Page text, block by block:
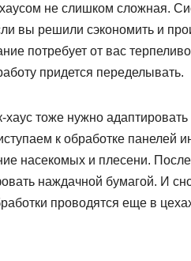
не слишком сложная.
вы решили сэкономить и
потребует от вас
придется переделывать.
тоже нужно
к обработке панелей
насекомых и плесени.
наждачной бумагой. И
проводятся еще в